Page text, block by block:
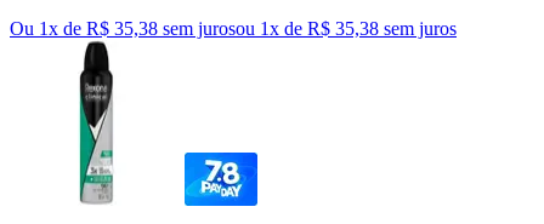
Ou 1x de R$ 35,38 sem jurosou 1x de R$ 35,38 sem juros